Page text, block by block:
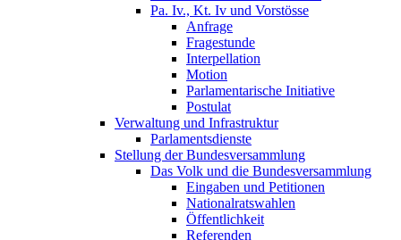
Pa. Iv., Kt. Iv und Vorstösse
Anfrage
Fragestunde
Interpellation
Motion
Parlamentarische Initiative
Postulat
Verwaltung und Infrastruktur
Parlamentsdienste
Stellung der Bundesversammlung
Das Volk und die Bundesversammlung
Eingaben und Petitionen
Nationalratswahlen
Öffentlichkeit
Referenden